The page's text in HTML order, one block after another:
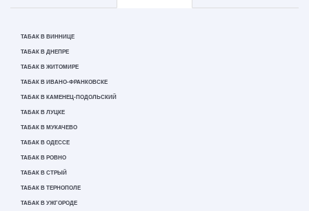
ТАБАК В ВИННИЦЕ
ТАБАК В ДНЕПРЕ
ТАБАК В ЖИТОМИРЕ
ТАБАК В ИВАНО-ФРАНКОВСКЕ
ТАБАК В КАМЕНЕЦ-ПОДОЛЬСКИЙ
ТАБАК В ЛУЦКЕ
ТАБАК В МУКАЧЕВО
ТАБАК В ОДЕССЕ
ТАБАК В РОВНО
ТАБАК В СТРЫЙ
ТАБАК В ТЕРНОПОЛЕ
ТАБАК В УЖГОРОДЕ